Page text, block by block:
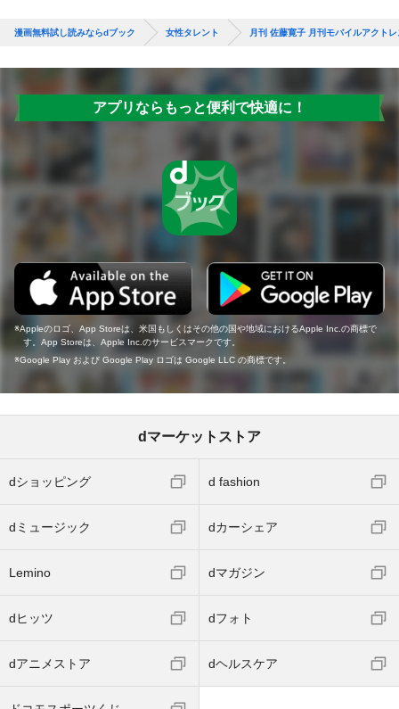
漫画無料試し読みならdブック 女性タレント 月刊 佐藤寛子 月刊モバイルアクト
アプリならもっと便利で快適に！
Appleのロゴ、App Storeは、米国もしくはその他の国や地域におけるApple Inc.の商標で
す。App Storeは、Apple Inc.のサービスマークです。
Google Play および Google Play ロゴは Google LLC の商標です。
dマーケットストア
dショッピング d fashion
dミュージック dカーシェア
Lemino dマガジン
dヒッツ dフォト
dアニメストア dヘルスケア